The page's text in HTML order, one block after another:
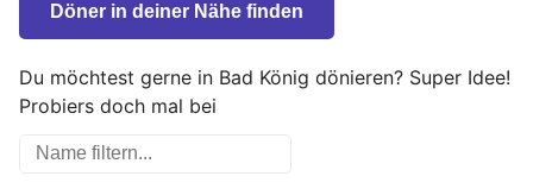
Döner in deiner Nähe finden
Du möchtest gerne in Bad König dönieren? Super Idee!
Probiers doch mal bei